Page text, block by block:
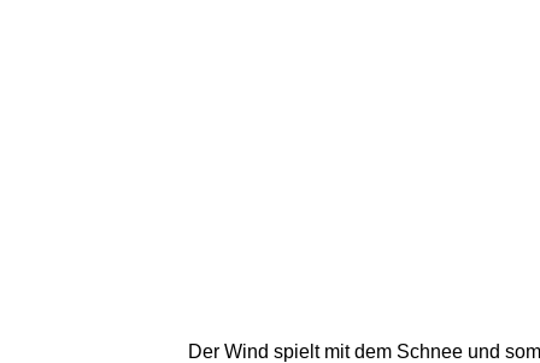
Der Wind spielt mit dem Schnee und